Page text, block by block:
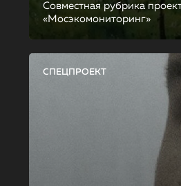
Совместная рубрика
«Мосэкомониторинг»
СПЕЦПРОЕКТ